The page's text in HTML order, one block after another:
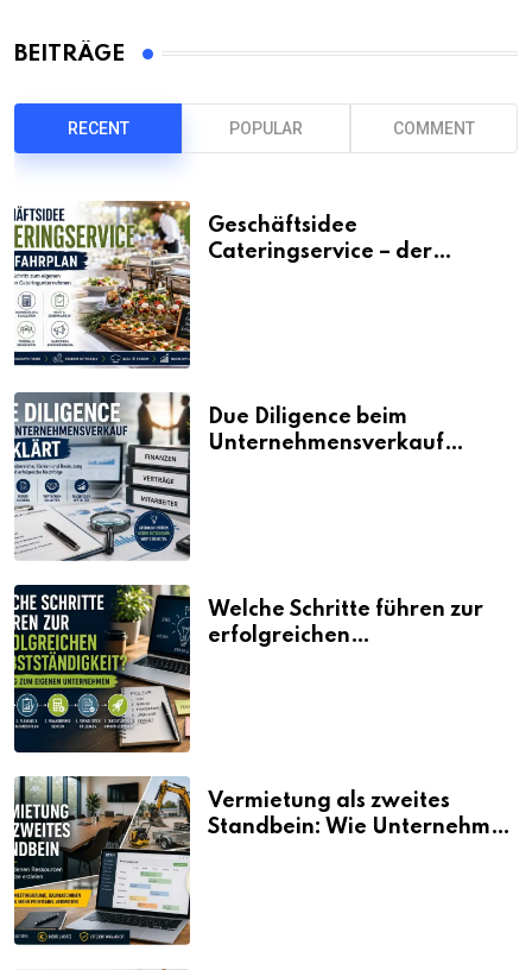
BEITRÄGE
RECENT POPULAR COMMENT
Geschäftsidee
Cateringservice – der
Due Diligence beim
Unternehmensverkauf
Welche Schritte führen zur
erfolgreichen
Vermietung als zweites
Standbein: Wie Unternehmen